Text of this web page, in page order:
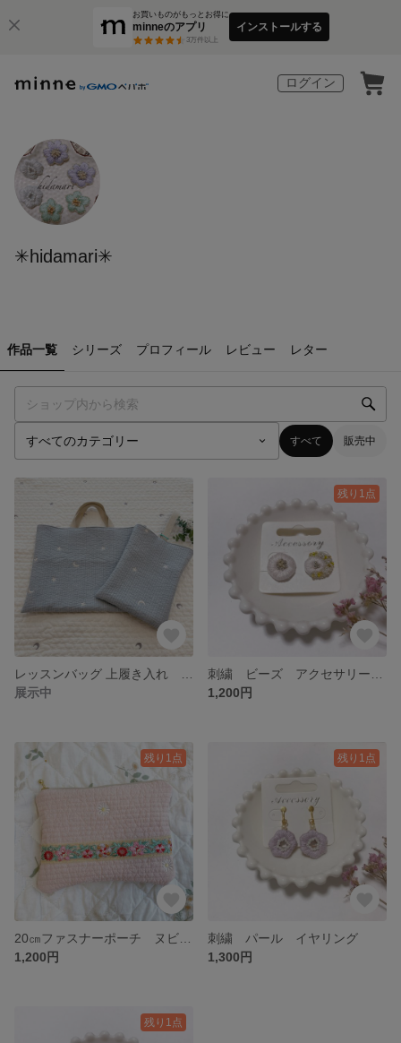
お買いものがもっとお得に
minneのアプリ
3万件以上
インストールする
ログイン
✳︎hidamari✳︎
作品一覧 シリーズ プロフィール レビュー レター
すべて 販売中
展示中
残り1点
1,200円
残り1点
1,200円
残り1点
刺繍 パール イヤリング
1,300円
残り1点